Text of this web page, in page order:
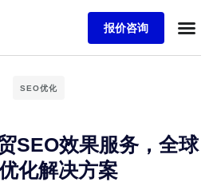
报价咨询
SEO优化
SEO效果服务，全球
化解决方案